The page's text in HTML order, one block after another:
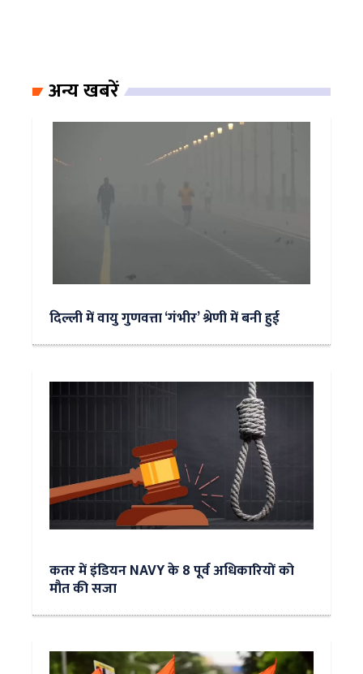
अन्य खबरें
दिल्ली में वायु गुणवत्ता ‘गंभीर’ श्रेणी में बनी हुई
कतर में इंडियन NAVY के 8 पूर्व अधिकारियों को
मौत की सजा